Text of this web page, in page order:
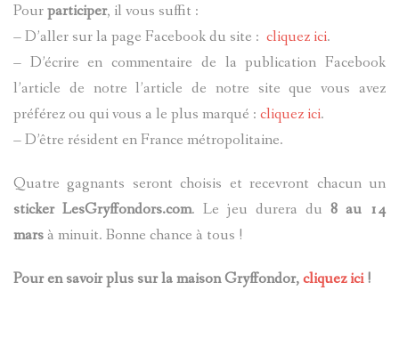
Pourparticiper, il vous suffit :
– D’aller sur la page Facebook du site : cliquez ici.
– D’écrire en commentaire de la publication Facebook
l’article de notre l’article de notre site que vous avez
préférez ou qui vous a le plus marqué : cliquez ici.
– D’être résident en France métropolitaine.
Quatre gagnants seront choisis et recevront chacun un
sticker LesGryffondors.com. Le jeu durera du 8 au 14
marsà minuit. Bonne chance à tous !
Pour en savoir plus sur la maison Gryffondor,cliquez ici!